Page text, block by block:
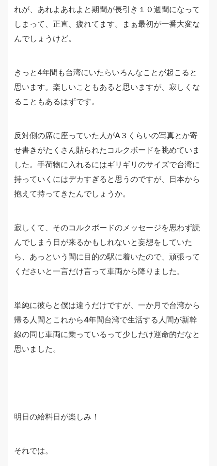
れが、あれよあれよと期間が長引き１０週間になって
しまって、正直、疲れてます。まぁ最初が一番大変な
んでしょうけど。
きっと4年間も台湾にいたらいろんなことが起こると
思います。楽しいこともあると思いますが、寂しくな
ることもあるはずです。
反対側の席に座っていた人がA３くらいの写真とか寄
せ書きがたくさん貼られたコルクボードを眺めていま
した。手荷物に入れるにはギリギリのサイズで台湾に
持っていくにはデカすぎると思うのですが、日本から
抱えて持ってきたんでしょうか。
寂しくて、そのコルクボードのメッセージを思わず読
んでしまう日が来るかもしれないと妄想をしていた
ら、あっという間に目的の駅に着いたので、頑張って
くださいと一言だけ言って車両から降りました。
単純に彼らと僕は違うだけですが、一か月で台湾から
帰る人間とこれから4年間台湾で生活する人間が新幹
線の同じ車両に乗っているって少しだけ運命的だなと
思いました。
明日の給料日が楽しみ！
それでは。